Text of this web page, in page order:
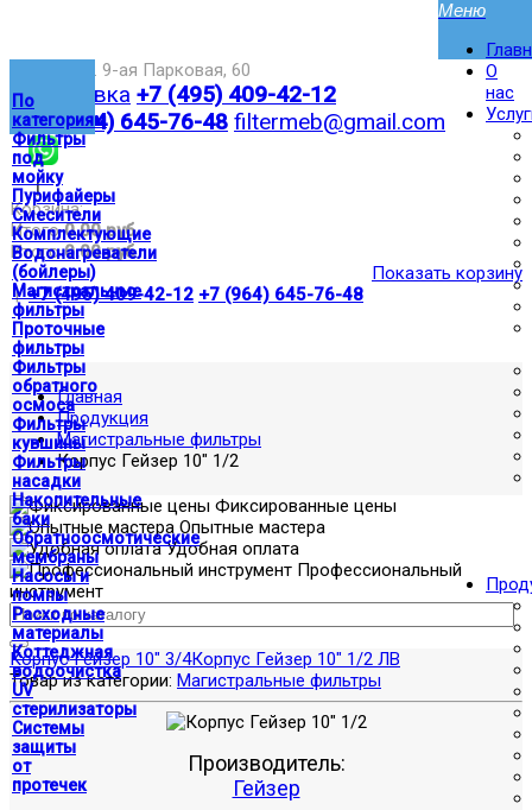
По
категориям
Фильтры
под
мойку
Пурифайеры
Смесители
Комплектующие
Водонагреватели
(бойлеры)
Магистральные
фильтры
Проточные
фильтры
Фильтры
обратного
осмоса
Фильтры
кувшины
Фильтры
насадки
Накопительные
баки
Обратноосмотические
мембраны
Насосы и
помпы
Расходные
материалы
Коттеджная
водоочистка
UV
стерилизаторы
Системы
защиты
от
протечек
Москва,ул. 9-ая Парковая, 60
Доставка +7 (495) 409-42-12
+7 (964) 645-76-48 filtermeb@gmail.com
|
Корзина:
Итого0.00 руб
Итого0.00 руб
Показать корзину
| +7 (495) 409-42-12 +7 (964) 645-76-48
О
нас
Главная
Продукция
Магистральные фильтры
Корпус Гейзер 10" 1/2
Фиксированные цены
Опытные мастера
Удобная оплата
Профессиональный
инструмент
Корпус Гейзер 10" 3/4Корпус Гейзер 10" 1/2 ЛВ
Товар из категории: Магистральные фильтры
Производитель:
Гейзер